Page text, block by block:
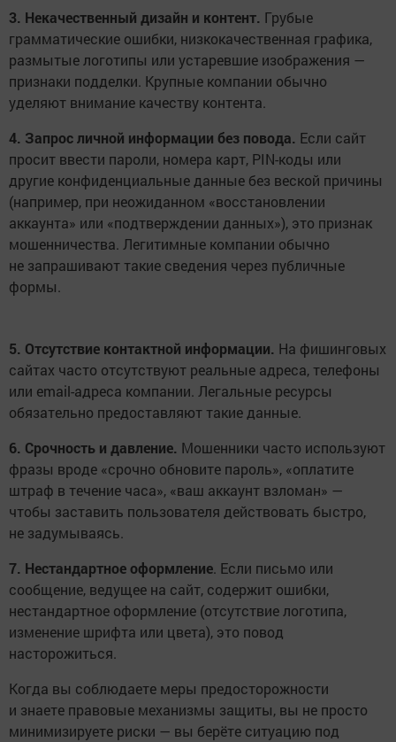
3. Некачественный дизайн и контент. Грубые
грамматические ошибки, низкокачественная графика,
размытые логотипы или устаревшие изображения —
признаки подделки. Крупные компании обычно
уделяют внимание качеству контента.
4. Запрос личной информации без повода. Если сайт
просит ввести пароли, номера карт, PIN-коды или
другие конфиденциальные данные без веской причины
(например, при неожиданном «восстановлении
аккаунта» или «подтверждении данных»), это признак
мошенничества. Легитимные компании обычно
не запрашивают такие сведения через публичные
формы.
5. Отсутствие контактной информации. На фишинговых
сайтах часто отсутствуют реальные адреса, телефоны
или email-адреса компании. Легальные ресурсы
обязательно предоставляют такие данные.
6. Срочность и давление. Мошенники часто используют
фразы вроде «срочно обновите пароль», «оплатите
штраф в течение часа», «ваш аккаунт взломан» —
чтобы заставить пользователя действовать быстро,
не задумываясь.
7. Нестандартное оформление. Если письмо или
сообщение, ведущее на сайт, содержит ошибки,
нестандартное оформление (отсутствие логотипа,
изменение шрифта или цвета), это повод
насторожиться.
Когда вы соблюдаете меры предосторожности
и знаете правовые механизмы защиты, вы не просто
минимизируете риски — вы берёте ситуацию под